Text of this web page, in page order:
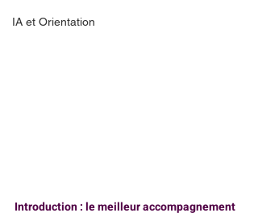
IA et Orientation
Introduction : le meilleur accompagnement